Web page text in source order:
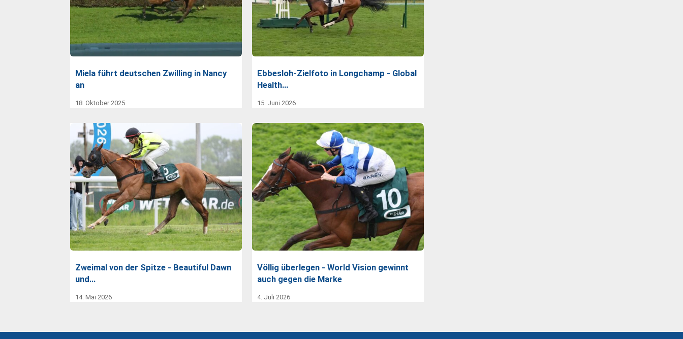
Miela führt deutschen Zwilling in Nancy
an
18. Oktober 2025
Ebbesloh-Zielfoto in Longchamp - Global
Health…
15. Juni 2026
Zweimal von der Spitze - Beautiful Dawn
und…
14. Mai 2026
Völlig überlegen - World Vision gewinnt
auch gegen die Marke
4. Juli 2026